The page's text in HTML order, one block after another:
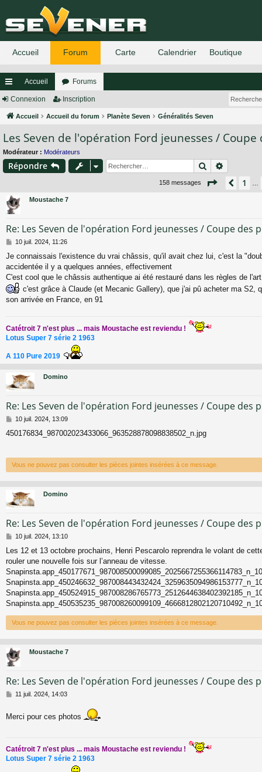
ac
co
ur
ci
Accueil Forums
Connexion Inscription
Accueil Accueil du forum Planète Seven Généralités Seven
Les Seven de l'opération Ford jeunesses / Coupe
Modérateur : Modérateurs
Répondre Rechercher
158 messages Page 9sur
1
Moustache 7
Re: Les Seven de l'opération Ford jeunesses / Coupe des
M
s
s
a
g
e
10 juil. 2024, 11:26
Je connaissais l'existence du vrai châssis, qu'il avait chez lui, c'est la
accidentée il y a quelques années, effectivement
C'est cool que le châssis authentique ai été restauré dans les règles de
c'est grâce à Claude (et Mecanic Gallery), que j'ai pû acheter ma S2,
son arrivée en France, en 91
Catétroit 7 n'est plus ... mais Moustache est reviendu !
Lotus Super 7 série 2 1963
A 110 Pure 2019
Domino
Re: Les Seven de l'opération Ford jeunesses / Coupe des
M
s
g
e
10 juil. 2024, 13:09
450176834_987002023433066_963528878098838502_n.jpg
Vous ne pouvez pas consulter les pièces jointes insérées à ce message.
Domino
Re: Les Seven de l'opération Ford jeunesses / Coupe des
M
s
s
a
g
10 juil. 2024, 13:10
Les 12 et 13 octobre prochains, Henri Pescarolo reprendra le volant de
rouler une nouvelle fois sur l’anneau de vitesse.
Vous ne pouvez pas consulter les pièces jointes insérées à ce message.
Moustache 7
Re: Les Seven de l'opération Ford jeunesses / Coupe des
M
s
e
11 juil. 2024, 14:03
Merci pour ces photos
Catétroit 7 n'est plus ... mais Moustache est reviendu !
Lotus Super 7 série 2 1963